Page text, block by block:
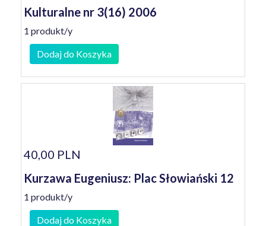
Kulturalne nr 3(16) 2006
1 produkt/y
Dodaj do Koszyka
40,00 PLN
Kurzawa Eugeniusz: Plac Słowiański 12
1 produkt/y
Dodaj do Koszyka